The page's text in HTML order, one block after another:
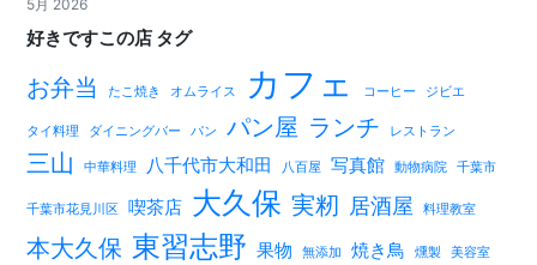
5月 2026
好きですこの店 タグ
お弁当 たこ焼き オムライス カフェ コーヒー ジビエ
タイ料理 ダイニングバー パン パン屋 ランチ レストラン
三山 中華料理 八千代市大和田 八百屋 写真館 動物病院 千葉市
千葉市花見川区 喫茶店 大久保 実籾 居酒屋 料理教室
本大久保 東習志野 果物 無添加 焼き鳥 燻製 美容室